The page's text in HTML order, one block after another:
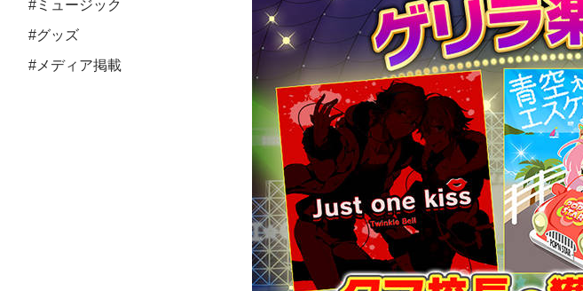
#ミュージック
#グッズ
#メディア掲載